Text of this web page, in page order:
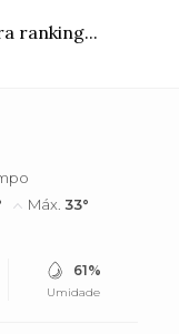
ranking...
Máx.33°
61%
Umidade